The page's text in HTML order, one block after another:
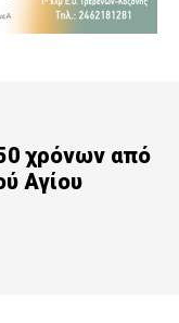
χρόνων από
Αγίου